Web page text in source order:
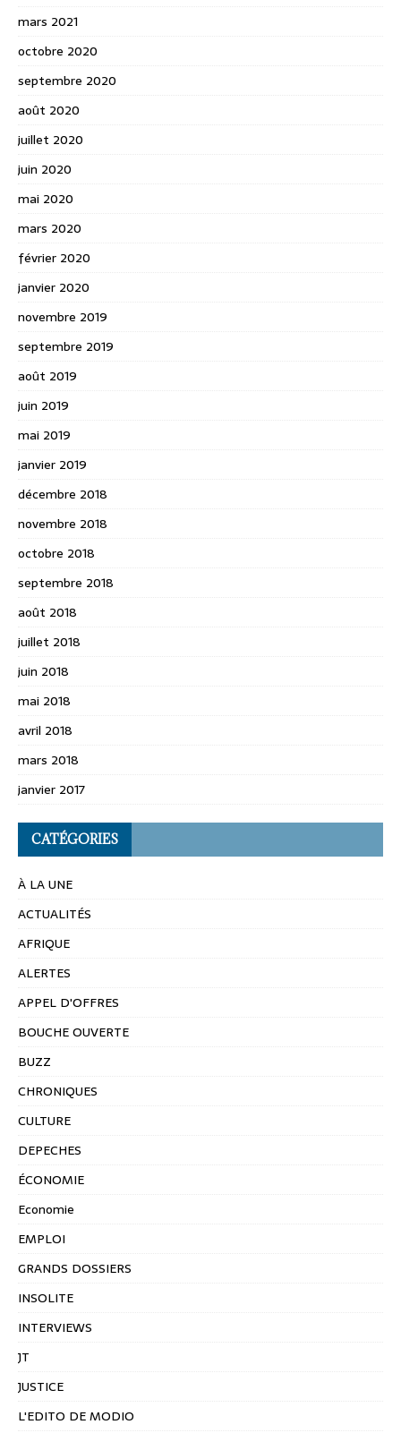
mars 2021
octobre 2020
septembre 2020
août 2020
juillet 2020
juin 2020
mai 2020
mars 2020
février 2020
janvier 2020
novembre 2019
septembre 2019
août 2019
juin 2019
mai 2019
janvier 2019
décembre 2018
novembre 2018
octobre 2018
septembre 2018
août 2018
juillet 2018
juin 2018
mai 2018
avril 2018
mars 2018
janvier 2017
CATÉGORIES
À LA UNE
ACTUALITÉS
AFRIQUE
ALERTES
APPEL D'OFFRES
BOUCHE OUVERTE
BUZZ
CHRONIQUES
CULTURE
DEPECHES
ÉCONOMIE
Economie
EMPLOI
GRANDS DOSSIERS
INSOLITE
INTERVIEWS
JT
JUSTICE
L'EDITO DE MODIO